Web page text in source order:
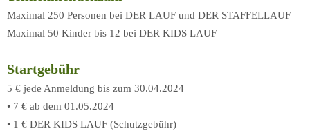
Maximal 250 Personen bei DER LAUF und DER STAFFELLAUF
Maximal 50 Kinder bis 12 bei DER KIDS LAUF
Startgebühr
5 € jede Anmeldung bis zum 30.04.2024
• 7 € ab dem 01.05.2024
• 1 € DER KIDS LAUF (Schutzgebühr)